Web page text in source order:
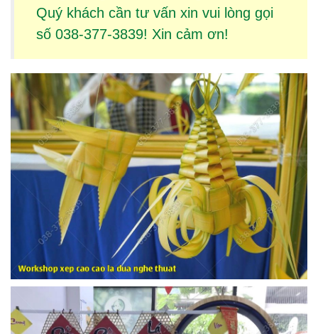
Quý khách cần tư vấn xin vui lòng gọi
số 038-377-3839! Xin cảm ơn!